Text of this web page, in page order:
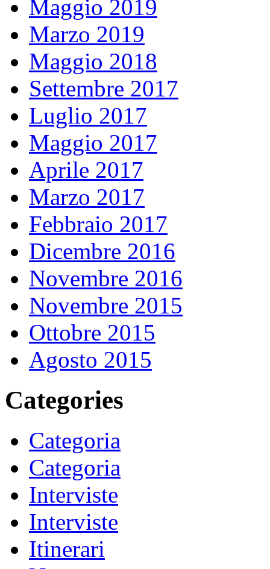
Maggio 2019
Marzo 2019
Maggio 2018
Settembre 2017
Luglio 2017
Maggio 2017
Aprile 2017
Marzo 2017
Febbraio 2017
Dicembre 2016
Novembre 2016
Novembre 2015
Ottobre 2015
Agosto 2015
Categories
Categoria
Categoria
Interviste
Interviste
Itinerari